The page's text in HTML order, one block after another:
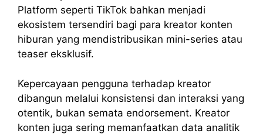
Platform seperti TikTok bahkan menjadi
ekosistem tersendiri bagi para kreator konten
hiburan yang mendistribusikan mini-series atau
teaser eksklusif.
Kepercayaan pengguna terhadap kreator
dibangun melalui konsistensi dan interaksi yang
otentik, bukan semata endorsement. Kreator
konten juga sering memanfaatkan data analitik